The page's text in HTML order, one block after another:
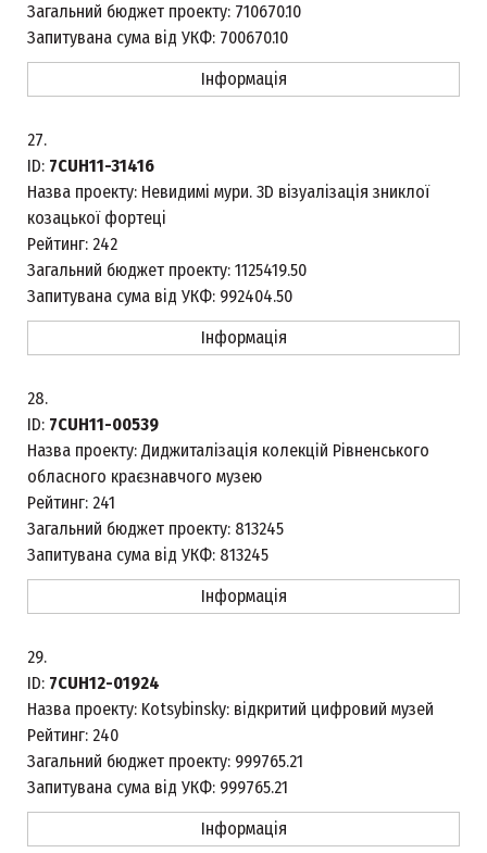
Загальний бюджет проекту: 710670.10
Запитувана сума від УКФ: 700670.10
Інформація
27.
ID: 7CUH11-31416
Назва проекту: Невидимі мури. 3D візуалізація зниклої
козацької фортеці
Рейтинг: 242
Загальний бюджет проекту: 1125419.50
Запитувана сума від УКФ: 992404.50
Інформація
28.
ID: 7CUH11-00539
Назва проекту: Диджиталізація колекцій Рівненського
обласного краєзнавчого музею
Рейтинг: 241
Загальний бюджет проекту: 813245
Запитувана сума від УКФ: 813245
Інформація
29.
ID: 7CUH12-01924
Назва проекту: Kotsybinsky: відкритий цифровий музей
Рейтинг: 240
Загальний бюджет проекту: 999765.21
Запитувана сума від УКФ: 999765.21
Інформація